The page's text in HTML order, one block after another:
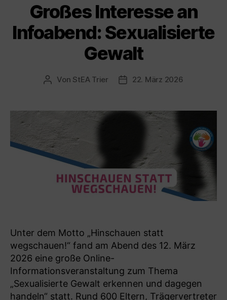
Großes Interesse an
Infoabend: Sexualisierte
Gewalt
Beitragsautor
Von StEA Trier Veröffentlichungsdatum
22. März 2026
Unter dem Motto „Hinschauen statt
wegschauen!“ fand am Abend des 12. März
2026 eine große Online-
Informationsveranstaltung zum Thema
„Sexualisierte Gewalt erkennen und dagegen
handeln“ statt. Rund 600 Eltern, Trägervertreter